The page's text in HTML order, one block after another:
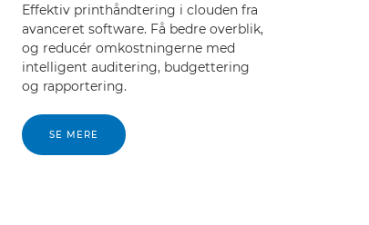
Effektiv printhåndtering i clouden fra
avanceret software. Få bedre overblik,
og reducér omkostningerne med
intelligent auditering, budgettering
og rapportering.
SE MERE